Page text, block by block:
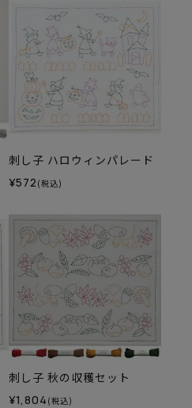
刺し子 ハロウィンパレード
¥572 (税込)
刺し子 秋の収穫セット
¥1,804 (税込)